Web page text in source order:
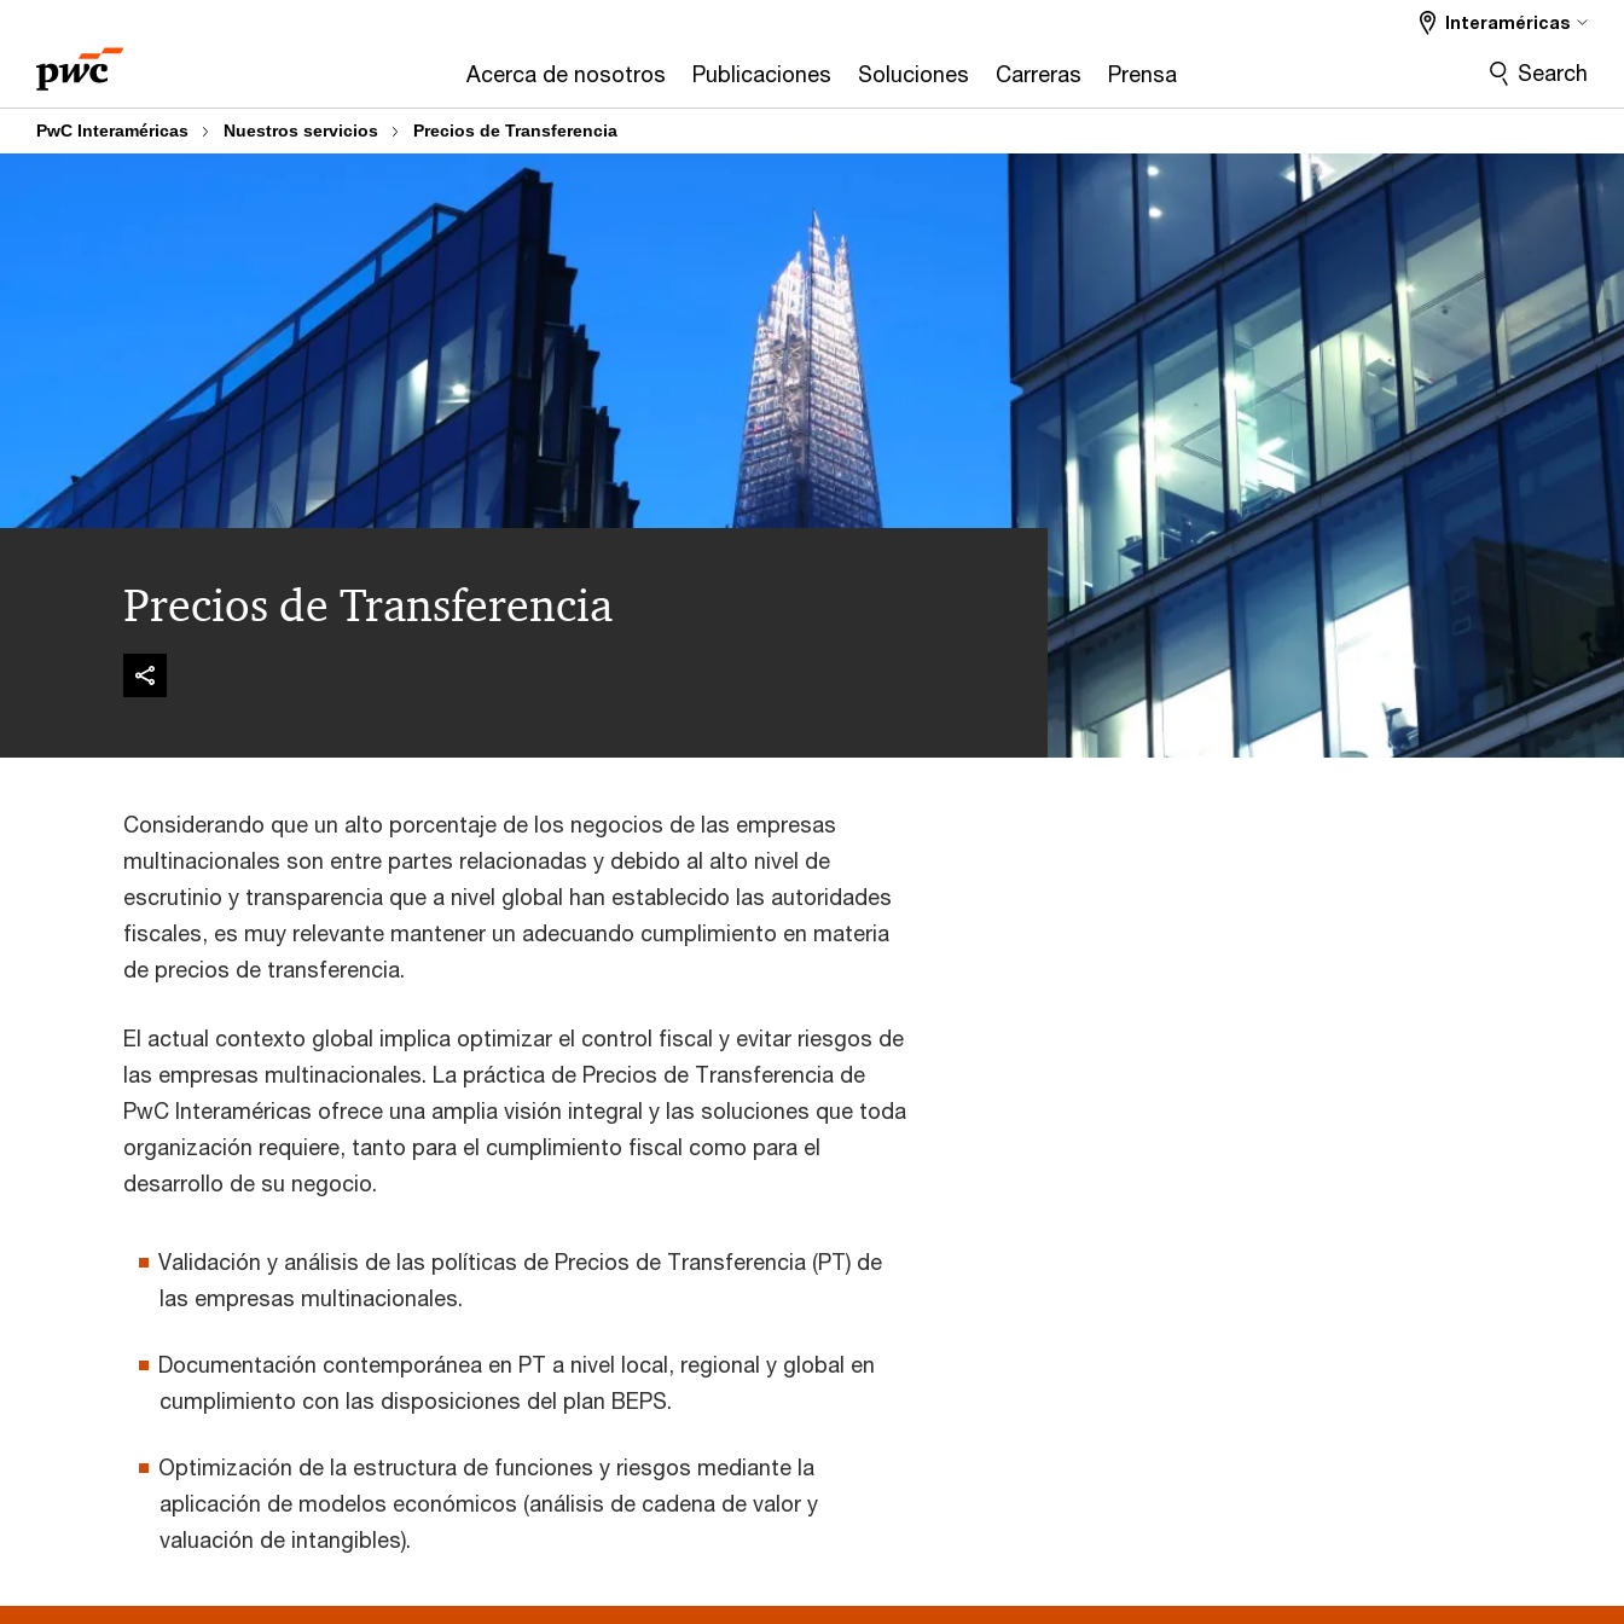
content
footer
Acerca de nosotros Publicaciones Soluciones Carreras Prensa
Interaméricas
Search
PwC Interaméricas Nuestros servicios Precios de Transferencia
Precios de Transferencia
Considerando que un alto porcentaje de los negocios de las empresas
multinacionales son entre partes relacionadas y debido al alto nivel de
escrutinio y transparencia que a nivel global han establecido las autoridades
fiscales, es muy relevante mantener un adecuando cumplimiento en materia
de precios de transferencia.
El actual contexto global implica optimizar el control fiscal y evitar riesgos de
las empresas multinacionales. La práctica de Precios de Transferencia de
PwC Interaméricas ofrece una amplia visión integral y las soluciones que toda
organización requiere, tanto para el cumplimiento fiscal como para el
desarrollo de su negocio.
Validación y análisis de las políticas de Precios de Transferencia (PT) de
las empresas multinacionales.
Documentación contemporánea en PT a nivel local, regional y global en
cumplimiento con las disposiciones del plan BEPS.
Optimización de la estructura de funciones y riesgos mediante la
aplicación de modelos económicos (análisis de cadena de valor y
valuación de intangibles).